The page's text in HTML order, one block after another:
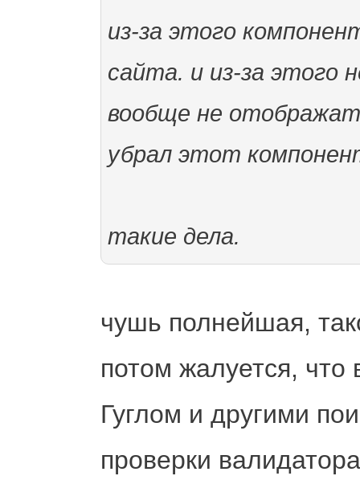
из-за этого
сайта. и из-за этого
вообще не
убрал этот
такие дела.
чушь полнейшая,
потом жалуется,
Гуглом и другими
проверки